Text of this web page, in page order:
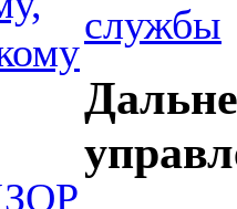
службы